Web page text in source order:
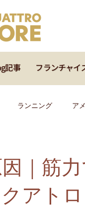
記事 フランチャイ
ランニング ア
｜筋
アト